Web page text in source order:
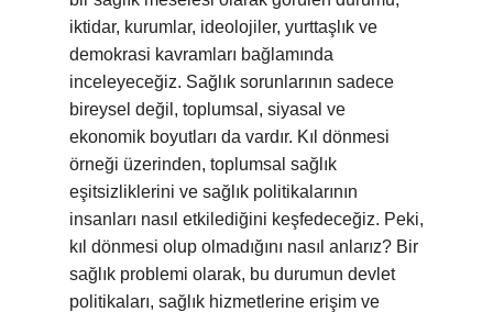
iktidar, kurumlar, ideolojiler, yurttaşlık ve
demokrasi kavramları bağlamında
inceleyeceğiz. Sağlık sorunlarının sadece
bireysel değil, toplumsal, siyasal ve
ekonomik boyutları da vardır. Kıl dönmesi
örneği üzerinden, toplumsal sağlık
eşitsizliklerini ve sağlık politikalarının
insanları nasıl etkilediğini keşfedeceğiz. Peki,
kıl dönmesi olup olmadığını nasıl anlarız? Bir
sağlık problemi olarak, bu durumun devlet
politikaları, sağlık hizmetlerine erişim ve